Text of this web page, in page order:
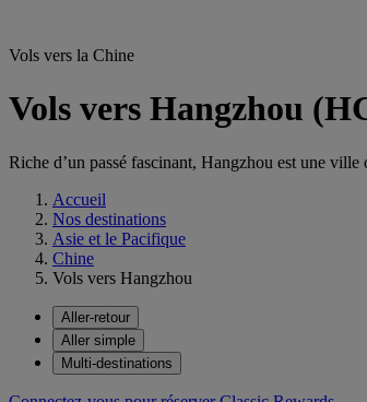
Vols vers la Chine
Vols vers Hangzhou
Riche d’un passé fascinant, Hangzhou est une ville
Accueil
Nos destinations
Asie et le Pacifique
Chine
Vols vers Hangzhou
Aller-retour
Aller simple
Multi-destinations